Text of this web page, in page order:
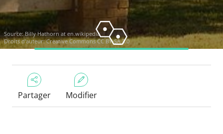
Source:Billy Hathorn at en.wikipedia
Droits d'auteur:Creative Commons CC BY-SA 3.0
Partager Modifier